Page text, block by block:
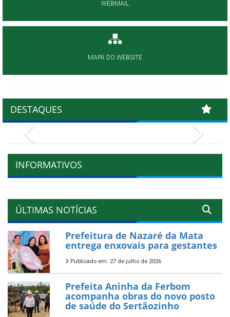
WEBMAIL
MAPA DO WEBSITE
DESTAQUES
INFORMATIVOS
ÚLTIMAS NOTÍCIAS
Prefeitura de Nazaré da Mata
entrega enxovais para gestantes
Publicado em: 27 de julho de 2026
Prefeita Aninha da Ferbom
acompanha obras do novo posto
de saúde do Sertãozinho